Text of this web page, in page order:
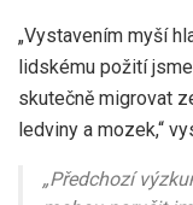
„Vystavením myší
lidskému požití
skutečně migrovat
ledviny a mozek,“
„Předchozí